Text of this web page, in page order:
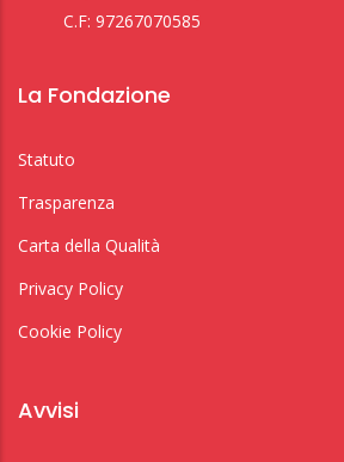
C.F: 97267070585
La Fondazione
Statuto
Trasparenza
Carta della Qualità
Privacy Policy
Cookie Policy
Avvisi